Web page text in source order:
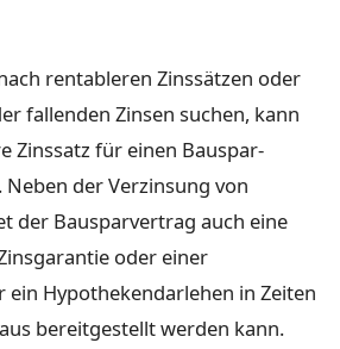
rentableren Zinssätzen oder
fallenden Zinsen suchen, kann
Zinssatz für einen Bauspar-
der Verzinsung von
der Bausparvertrag auch eine
oder einer
ein Hypothekendarlehen in Zeiten
bereitgestellt werden kann.